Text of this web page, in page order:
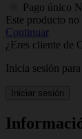
Pago único
Este producto
Continuar
¿Eres cliente de
Inicia sesión
Iniciar sesión